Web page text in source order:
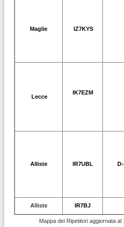
Maglie IZ7KYS
Lecce
IK7EZM
Alliste IR7UBL
Alliste IR7BJ
Mappa dei Ripetitori aggiornata al